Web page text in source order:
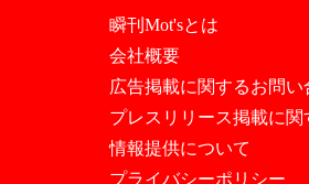
瞬刊Mot'sとは
会社概要
広告掲載に関するお問い
プレスリリース掲載に
情報提供について
プライバシーポリシー